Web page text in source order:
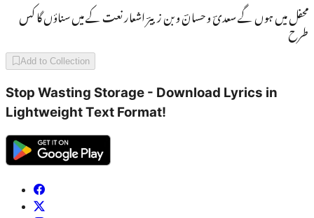
محفل میں ہوں گے سعدیؔ و حسانؔ و بن زبیرؔ اشعار نعت کے میں سناؤں گا کس
طرح
Add to Collection
Stop Wasting Storage - Download Lyrics in
Lightweight Text Format!